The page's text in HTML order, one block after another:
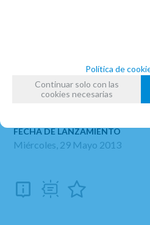
ACCESORIOS CLARINETE SIB
FECHA DE LANZAMIENTO
Miércoles, 29 Mayo 2013
Política de
Continuar solo con las
cookies necesarias